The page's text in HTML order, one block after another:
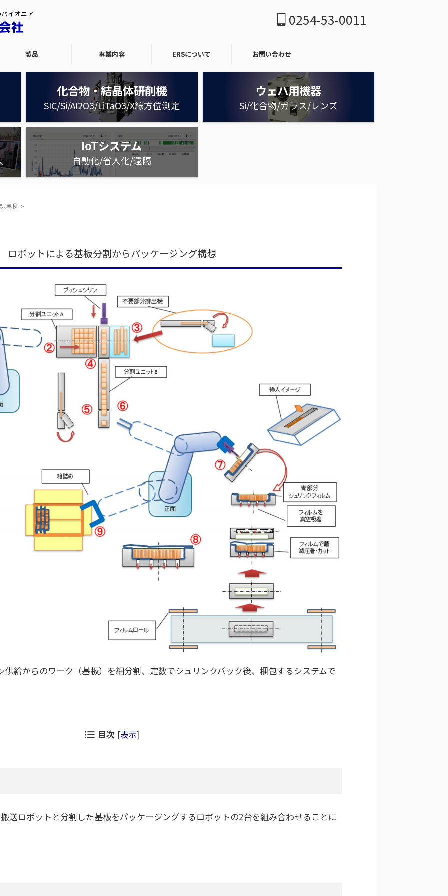
イオニア 0254-53-0011
製品 事業内容 ERSについて お問い合わせ
化合物・結晶体研削機
SIC/Si/AI2O3/LiTaO3/X線方位測定
ウェハ用機器
Si/化合物/ガラス/レンズ
IoTシステム
自動化/省人化/遠隔
事例 >
ロボットによる基板分割からパッケージング構想
供給からのワーク（基板）を細分割、定数でシュリンクパック後、梱包するシステムで
目次 [表示]
送ロボットと分割した基板をパッケージングするロボットの2台を組み合わせることに